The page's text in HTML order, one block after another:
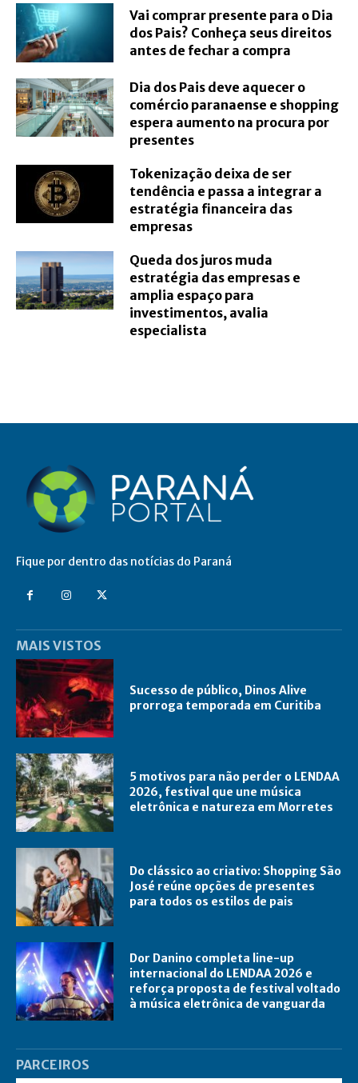
Vai comprar presente para o Dia
dos Pais? Conheça seus direitos
antes de fechar a compra
Dia dos Pais deve aquecer o
comércio paranaense e shopping
espera aumento na procura por
presentes
Tokenização deixa de ser
tendência e passa a integrar a
estratégia financeira das
empresas
Queda dos juros muda
estratégia das empresas e
amplia espaço para
investimentos, avalia
especialista
Fique por dentro das notícias do Paraná
MAIS VISTOS
Sucesso de público, Dinos Alive
prorroga temporada em Curitiba
5 motivos para não perder o LENDAA
2026, festival que une música
eletrônica e natureza em Morretes
Do clássico ao criativo: Shopping São
José reúne opções de presentes
para todos os estilos de pais
Dor Danino completa line-up
internacional do LENDAA 2026 e
reforça proposta de festival voltado
à música eletrônica de vanguarda
PARCEIROS